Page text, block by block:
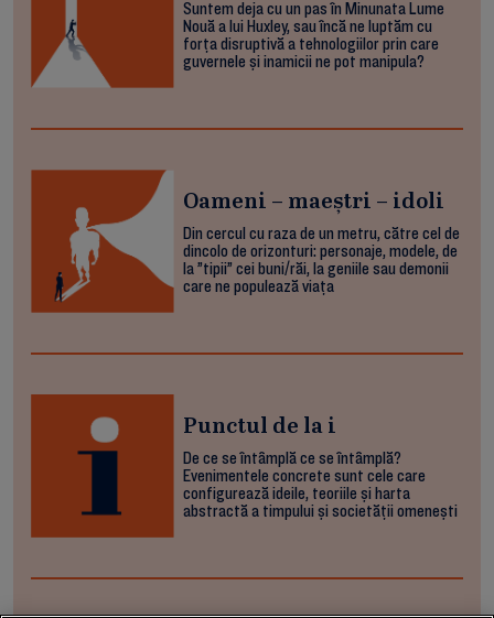
Suntem deja cu un pas în Minunata Lume
Nouă a lui Huxley, sau încă ne luptăm cu
forța disruptivă a tehnologiilor prin care
guvernele și inamicii ne pot manipula?
Oameni – maeștri – idoli
Din cercul cu raza de un metru, către cel de
dincolo de orizonturi: personaje, modele, de
la ”tipii” cei buni/răi, la geniile sau demonii
care ne populează viața
Punctul de la i
De ce se întâmplă ce se întâmplă?
Evenimentele concrete sunt cele care
configurează ideile, teoriile și harta
abstractă a timpului și societății omenești